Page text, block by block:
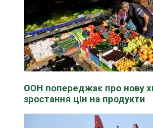
ООН попереджає про нову
зростання цін на продукти